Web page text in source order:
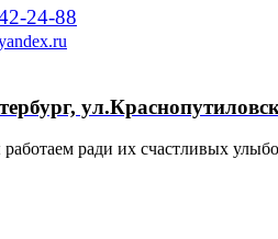
24-88
ради их счастливых